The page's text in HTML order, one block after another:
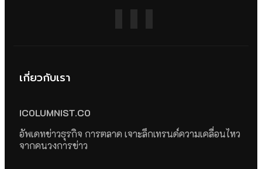
เกี่ยวกับเรา
ICOLUMNIST.CO
อัพเดทข่าวธุรกิจ การตลาด เจาะลึกเทรนด์ความเคลื่อนไหว
จากคนวงการข่าว